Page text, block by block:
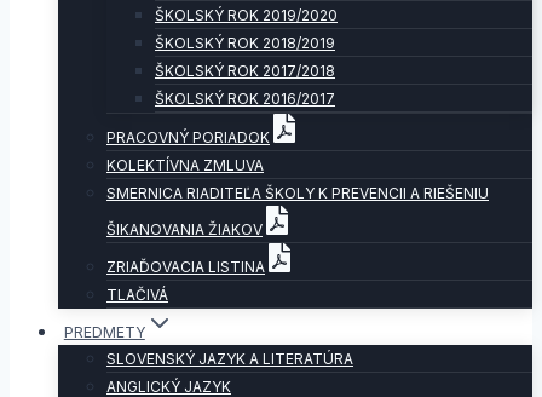
ŠKOLSKÝ ROK 2019/2020
ŠKOLSKÝ ROK 2018/2019
ŠKOLSKÝ ROK 2017/2018
ŠKOLSKÝ ROK 2016/2017
PRACOVNÝ PORIADOK
KOLEKTÍVNA ZMLUVA
SMERNICA RIADITEĽA ŠKOLY K PREVENCII A RIEŠENIU
ŠIKANOVANIA ŽIAKOV
ZRIAĎOVACIA LISTINA
TLAČIVÁ
PREDMETY
SLOVENSKÝ JAZYK A LITERATÚRA
ANGLICKÝ JAZYK